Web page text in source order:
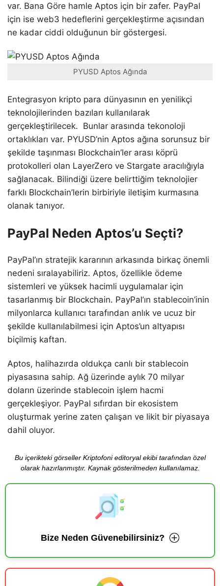
var. Bana Göre hamle Aptos için bir zafer. PayPal
için ise web3 hedeflerini gerçekleştirme açısından
ne kadar ciddi olduğunun bir göstergesi.
PYUSD Aptos Ağında
Entegrasyon kripto para dünyasının en yenilikçi
teknolojilerinden bazıları kullanılarak
gerçekleştirilecek. Bunlar arasında tekonoloji
ortaklıkları var. PYUSD’nin Aptos ağına sorunsuz bir
şekilde taşınması Blockchain’ler arası köprü
protokolleri olan LayerZero ve Stargate aracılığıyla
sağlanacak. Bilindiği üzere belirttiğim teknolojier
farklı Blockchain’lerin birbiriyle iletişim kurmasına
olanak tanıyor.
PayPal Neden Aptos’u Seçti?
PayPal’ın stratejik kararının arkasında birkaç önemli
nedeni sıralayabiliriz. Aptos, özellikle ödeme
sistemleri ve yüksek hacimli uygulamalar için
tasarlanmış bir Blockchain. PayPal’ın stablecoin’inin
milyonlarca kullanıcı tarafından anlık ve ucuz bir
şekilde kullanılabilmesi için Aptos’un altyapısı
biçilmiş kaftan.
Aptos, halihazırda oldukça canlı bir stablecoin
piyasasına sahip. Ağ üzerinde aylık 70 milyar
doların üzerinde stablecoin işlem hacmi
gerçekleşiyor. PayPal sıfırdan bir ekosistem
oluşturmak yerine zaten çalışan ve likit bir piyasaya
dahil oluyor.
Bu içerikteki görseller Kriptofoni editoryal ekibi tarafından özel
olarak hazırlanmıştır. Kaynak gösterilmeden kullanılamaz.
Bize Neden Güvenebilirsiniz?